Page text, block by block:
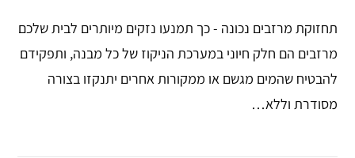
תחזוקת מרזבים נכונה - כך תמנעו נזקים מיותרים לבית שלכם
מרזבים הם חלק חיוני במערכת הניקוז של כל מבנה, ותפקידם
להבטיח שהמים מגשם או ממקורות אחרים יתנקזו בצורה
מסודרת וללא…